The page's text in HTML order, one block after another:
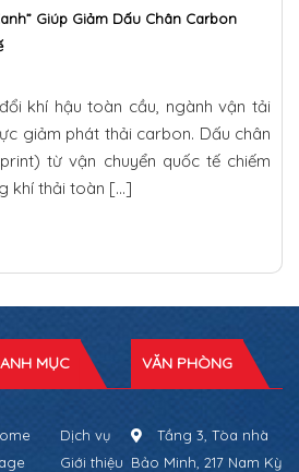
Giúp Giảm Dấu Chân Carbon
khí hậu toàn cầu, ngành vận tải
giảm phát thải carbon. Dấu chân
từ vận chuyển quốc tế chiếm
khí thải toàn […]
MỤC
Dịch vụ
Giới thiệu
VĂN PHÒNG
Tầng 3, Tòa nhà
Bảo Minh, 217 Nam Kỳ